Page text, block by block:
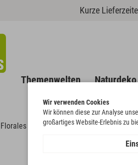
Kurze
Themenwelten Naturdeko
Florales Stäbe
Wir verwenden Cookies
Wir können diese zur Analyse
großartiges Website-Erlebnis zu